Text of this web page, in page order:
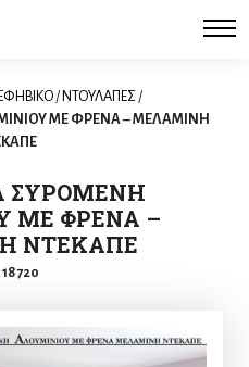
/ ΝΤΟΥΛΑΠΕΣ /
ΜΕ ΦΡΕΝΑ – ΜΕΛΑΜΙΝΗ
ΣΥΡΟΜΕΝΗ
ΜΕ ΦΡΕΝΑ –
ΝΤΕΚΑΠΕ
18720